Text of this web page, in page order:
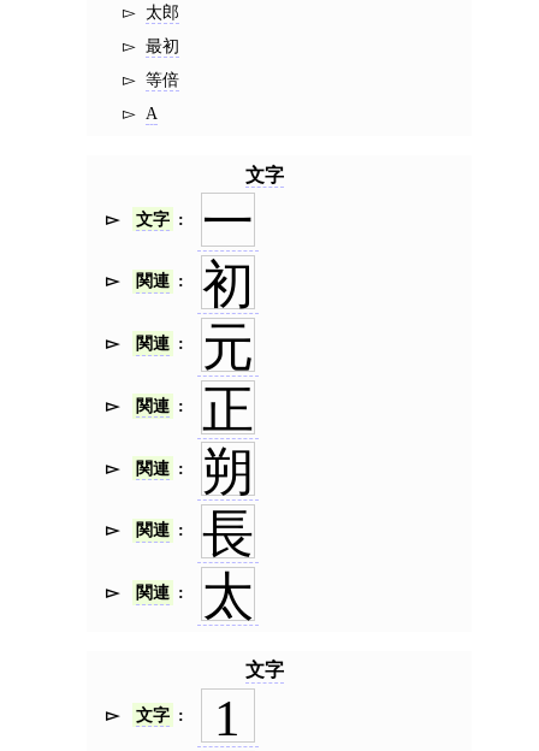
太郎
最初
等倍
A
文字
文字 一
関連 初
関連 元
関連 正
関連 朔
関連 長
関連 太
文字
文字 1